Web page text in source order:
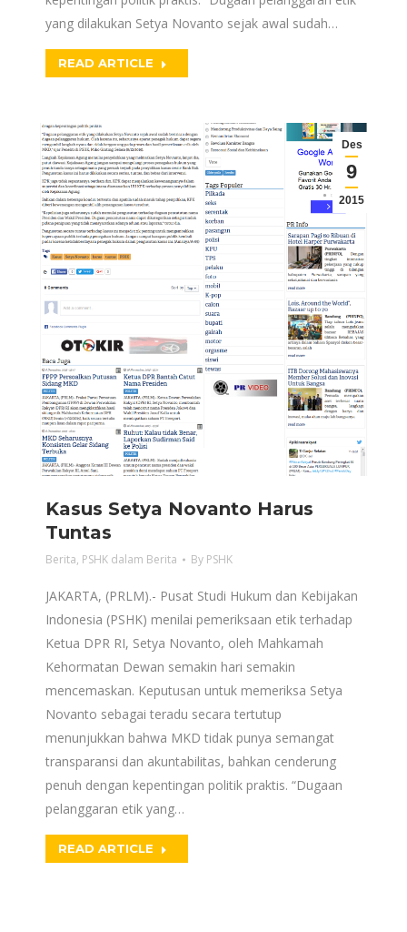
yang dilakukan Setya Novanto sejak awal sudah…
READ ARTICLE
Des
9
2015
Kasus Setya Novanto Harus
Tuntas
Berita, PSHK dalam Berita By PSHK
JAKARTA, (PRLM).-‎ Pusat Studi Hukum dan Kebijakan
Indonesia (PSHK) menilai pemeriksaan etik terhadap
Ketua DPR RI, Setya Novanto, oleh Mahkamah
Kehormatan Dewan semakin hari semakin
mencemaskan. Keputusan untuk memeriksa Setya
Novanto sebagai teradu secara tertutup
menunjukkan bahwa MKD tidak punya semangat
transparansi dan akuntabilitas, bahkan cenderung
penuh dengan kepentingan politik praktis. “Dugaan
pelanggaran etik yang…
READ ARTICLE